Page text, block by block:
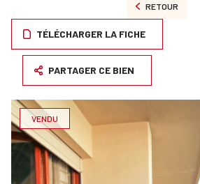
RETOUR
TÉLÉCHARGER LA FICHE
PARTAGER CE BIEN
VENDU